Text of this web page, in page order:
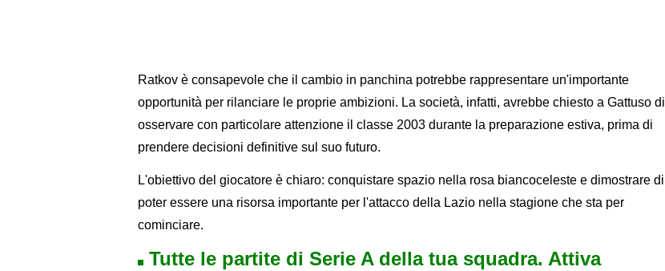
Ratkov è consapevole che il cambio in panchina potrebbe rappresentare un'importante
opportunità per rilanciare le proprie ambizioni. La società, infatti, avrebbe chiesto a Gattuso di
osservare con particolare attenzione il classe 2003 durante la preparazione estiva, prima di
prendere decisioni definitive sul suo futuro.
L'obiettivo del giocatore è chiaro: conquistare spazio nella rosa biancoceleste e dimostrare di
poter essere una risorsa importante per l'attacco della Lazio nella stagione che sta per
cominciare.
Tutte le partite di Serie A della tua squadra. Attiva